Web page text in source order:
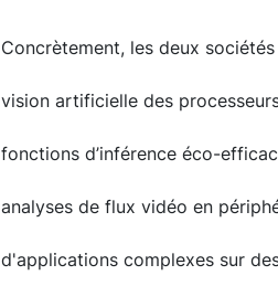
Concrètement, les deux
vision artificielle des
fonctions d’inférence éco-
analyses de flux vidéo en
d'applications complexes sur